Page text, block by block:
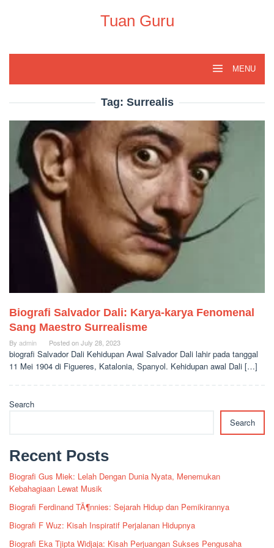
Tuan Guru
MENU
Tag: Surrealis
Biografi Salvador Dali: Karya-karya Fenomenal
Sang Maestro Surrealisme
By admin Posted onJuly 28, 2023
biografi Salvador Dali Kehidupan Awal Salvador Dali lahir pada tanggal
11 Mei 1904 di Figueres, Katalonia, Spanyol. Kehidupan awal Dali […]
Search
Search
Recent Posts
Biografi Gus Miek: Lelah Dengan Dunia Nyata, Menemukan
Kebahagiaan Lewat Musik
Biografi Ferdinand TÃ¶nnies: Sejarah Hidup dan Pemikirannya
Biografi F Wuz: Kisah Inspiratif Perjalanan Hidupnya
Biografi Eka Tjipta Widjaja: Kisah Perjuangan Sukses Pengusaha